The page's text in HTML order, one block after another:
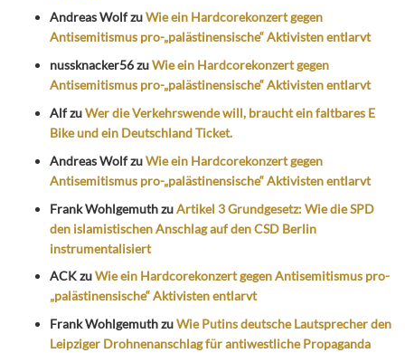
Andreas WolfzuWie ein Hardcorekonzert gegen
Antisemitismus pro-„palästinensische“ Aktivisten entlarvt
nussknacker56zuWie ein Hardcorekonzert gegen
Antisemitismus pro-„palästinensische“ Aktivisten entlarvt
AlfzuWer die Verkehrswende will, braucht ein faltbares E
Bike und ein Deutschland Ticket.
Andreas WolfzuWie ein Hardcorekonzert gegen
Antisemitismus pro-„palästinensische“ Aktivisten entlarvt
Frank WohlgemuthzuArtikel 3 Grundgesetz: Wie die SPD
den islamistischen Anschlag auf den CSD Berlin
instrumentalisiert
ACKzuWie ein Hardcorekonzert gegen Antisemitismus pro-
„palästinensische“ Aktivisten entlarvt
Frank WohlgemuthzuWie Putins deutsche Lautsprecher den
Leipziger Drohnenanschlag für antiwestliche Propaganda